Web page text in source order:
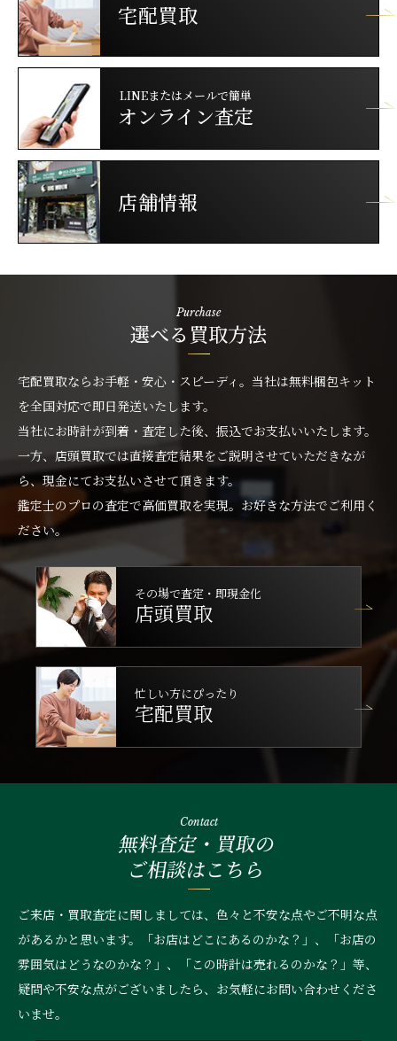
宅配買取
LINEまたはメールで簡単
オンライン査定
店舗情報
Purchase
選べる買取方法
宅配買取ならお手軽・安心・スピーディ。当社は無料梱包キット
を全国対応で即日発送いたします。
当社にお時計が到着・査定した後、振込でお支払いいたします。
一方、店頭買取では直接査定結果をご説明させていただきなが
ら、現金にてお支払いさせて頂きます。
鑑定士のプロの査定で高価買取を実現。お好きな方法でご利用く
ださい。
その場で査定・即現金化
店頭買取
忙しい方にぴったり
宅配買取
Contact
無料査定・買取の
ご相談はこちら
ご来店・買取査定に関しましては、色々と不安な点やご不明な点
があるかと思います。「お店はどこにあるのかな？」、
「お店の
雰囲気はどうなのかな？」、「この時計は売れるのかな？」等、
疑問や不安な点がございましたら、お気軽にお問い合わせくださ
いませ。